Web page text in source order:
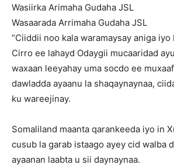
Wasiirka Arimaha Gudaha JSL
Wasaarada Arrimaha Gudaha JSL
“Ciiddii noo kala waramaysay aniga iyo
Cirro ee lahayd Odaygii mucaaridad
waxaan leeyahay uma socdo ee
dawladda ayaanu la shaqaynaynaa,
ku wareejinay.
Somaliland maanta qarankeeda iyo in
cusub la garab istaago ayey cid walba
ayaanan laabta u sii daynaynaa.